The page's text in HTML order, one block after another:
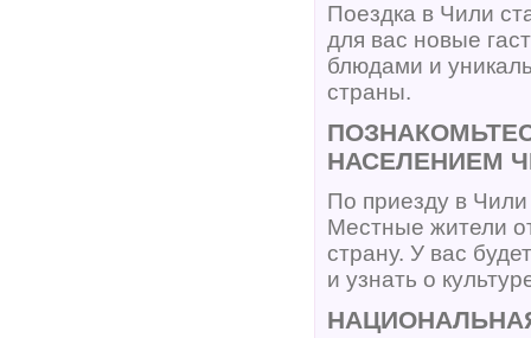
Поездка в Чили
для вас новые
блюдами и
страны.
НАСЕЛЕНИЕМ
По приезду в Чили
Местные жители
страну. У вас
и узнать о